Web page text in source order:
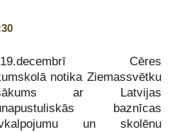
19.decembrī Cēres
notika Ziemassvētku
ar Latvijas
baznīcas
un skolēnu